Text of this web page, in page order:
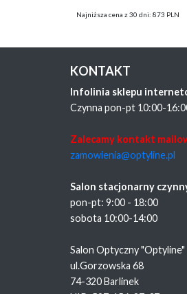
Najniższa cena z 30 dni: 873 PLN
KONTAKT
Infolinia sklepu
Czynna pon-pt 10:00-
Zalecamy kontakt
zamowienia@optyline.pl
Salon stacjonarny
pon-pt: 9:00 - 18:00
sobota 10:00-14:00
Salon Optyczny "Optyline"
ul.Gorzowska 68
74-320 Barlinek